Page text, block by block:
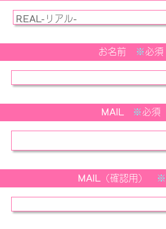
お名前 ※必須
MAIL ※必須
MAIL（確認用） ※